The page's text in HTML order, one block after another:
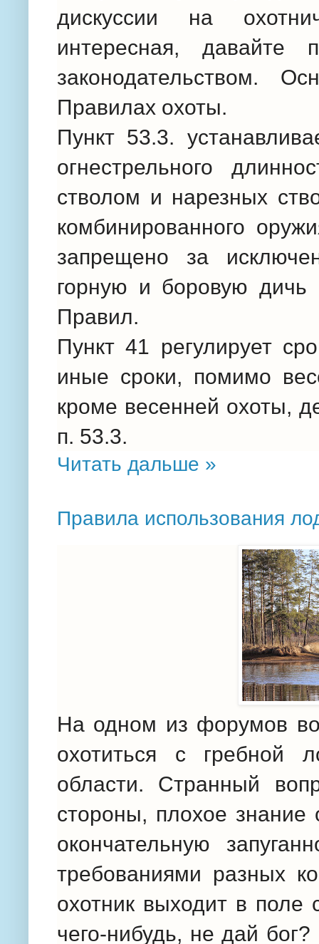
дискуссии на
интересная, давайте
законодательством.
Правилах охоты.
Пункт 53.3.
огнестрельного
стволом и нарезных
комбинированного
запрещено за
горную и боровую дичь
Правил.
Пункт 41 регулирует
иные сроки, помимо
кроме весенней охоты,
п. 53.3.
Читать дальше »
Правила использования
На одном из форумов
охотиться с гребной
области. Странный
стороны, плохое знание
окончательную
требованиями разных
охотник выходит в
чего-нибудь, не дай